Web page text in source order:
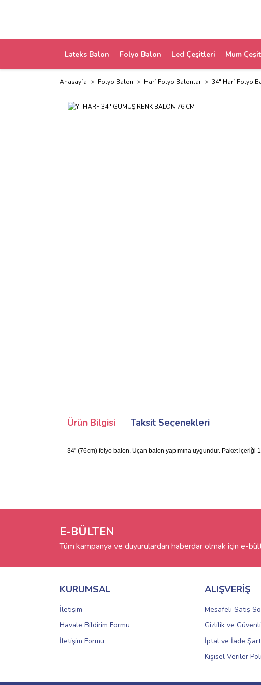
Lateks Balon Folyo Balon Led Çeşitleri Mum
Anasayfa Folyo Balon Harf Folyo Balonlar 34" Harf Folyo
Ürün Bilgisi Taksit Seçenekleri
34" (76cm) folyo balon. Uçan balon yapımına uygundur. Paket içeriği
E-BÜLTEN
Tüm kampanya ve duyurulardan haberdar olmak için e-
KURUMSAL
İletişim
Havale Bildirim Formu
İletişim Formu
ALIŞVERİŞ
Mesafeli Satış
Gizlilik ve
İptal ve İade
Kişisel Veriler